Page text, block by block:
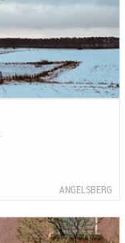
ANGELSBERG